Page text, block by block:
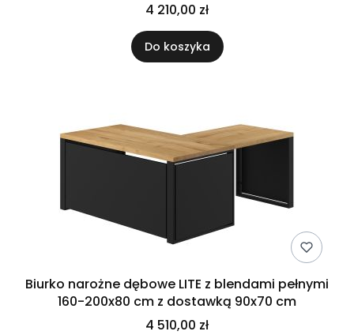
4 210,00 zł
Do koszyka
Biurko narożne dębowe LITE z blendami pełnymi
160-200x80 cm z dostawką 90x70 cm
4 510,00 zł